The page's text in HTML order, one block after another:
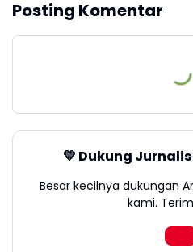
Posting Komentar
💛 Dukung
Besar kecilnya dukungan
kami.